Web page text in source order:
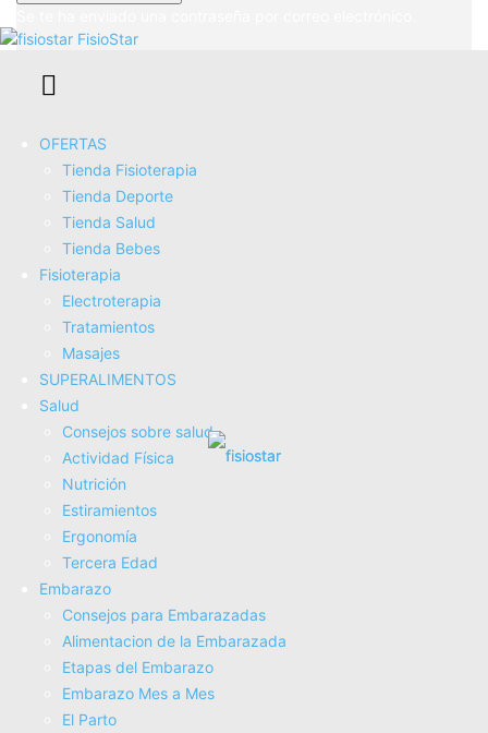
FisioStar
OFERTAS
Tienda Fisioterapia
Tienda Deporte
Tienda Salud
Tienda Bebes
Fisioterapia
Electroterapia
Tratamientos
Masajes
SUPERALIMENTOS
Salud
Consejos sobre salud
Actividad Fí­sica
Nutrición
Estiramientos
Ergonomí­a
Tercera Edad
Embarazo
Consejos para Embarazadas
Alimentacion de la Embarazada
Etapas del Embarazo
Embarazo Mes a Mes
El Parto
Silla de ruedas estrecha para casa
【Mejores opiniones】
Descubre las sillas de ruedas estrechas y compactas top en
Amazon: movilidad, confort e innovación para espacios
reducidos.Lista de los mejor valorados en Amazon....